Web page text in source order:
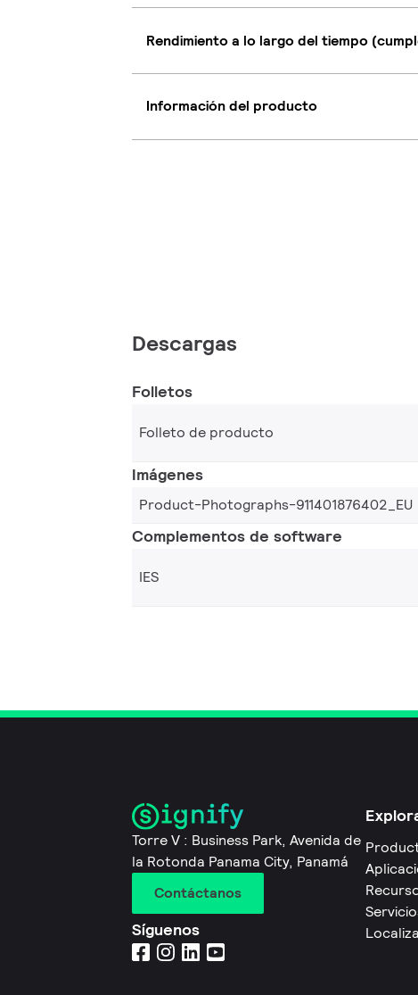
Rendimiento a lo largo del tiempo
Información del producto
Descargas
Folletos
Folleto de producto
Imágenes
Product-Photographs-911401876402_EU
Complementos de software
IES
Torre V : Business Park, Avenida de
la Rotonda Panama City, Panamá
Contáctanos
Síguenos